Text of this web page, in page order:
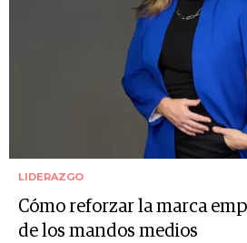
LIDERAZGO
Cómo reforzar la marca
de los mandos medios